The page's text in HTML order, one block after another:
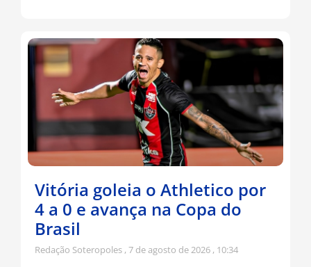
Vitória goleia o Athletico por
4 a 0 e avança na Copa do
Brasil
Redação Soteropoles 7 de agosto de 2026 10:34